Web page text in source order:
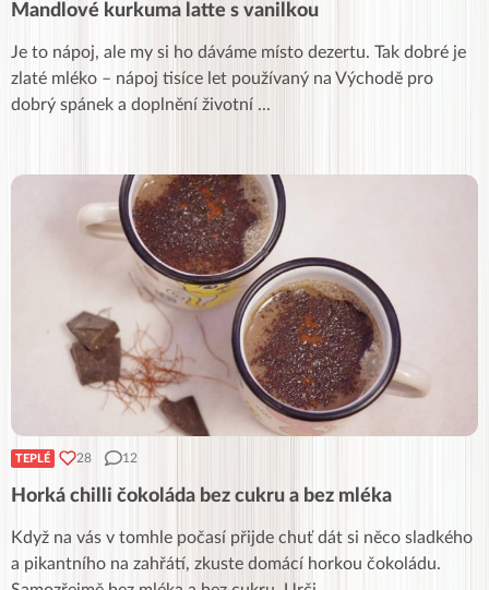
Mandlové kurkuma latte s vanilkou
Je to nápoj, ale my si ho dáváme místo dezertu. Tak dobré je
zlaté mléko – nápoj tisíce let používaný na Východě pro
dobrý spánek a doplnění životní ...
TEPLÉ 28 12
Horká chilli čokoláda bez cukru a bez mléka
Když na vás v tomhle počasí přijde chuť dát si něco sladkého
a pikantního na zahřátí, zkuste domácí horkou čokoládu.